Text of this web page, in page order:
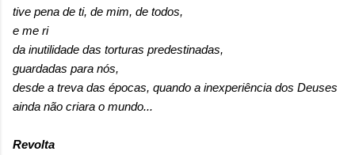
tive pena de ti, de mim, de todos,
e me ri
da inutilidade das torturas predestinadas,
guardadas para nós,
desde a treva das épocas, quando a inexperiência dos Deuses
ainda não criara o mundo...
Revolta